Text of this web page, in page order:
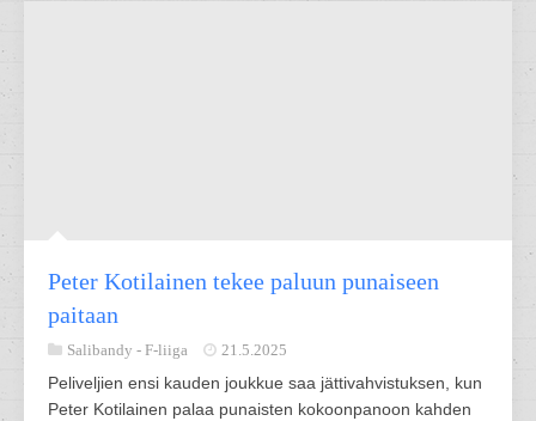
Peter Kotilainen tekee paluun punaiseen
paitaan
Salibandy - F-liiga 21.5.2025
Peliveljien ensi kauden joukkue saa jättivahvistuksen, kun
Peter Kotilainen palaa punaisten kokoonpanoon kahden